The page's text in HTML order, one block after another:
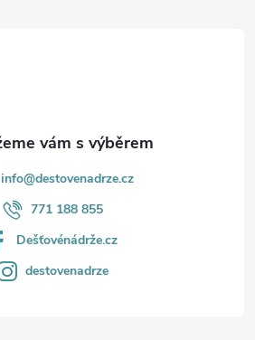
info@destovenadrze.cz
771 188 855
Dešťovénádrže.cz
destovenadrze